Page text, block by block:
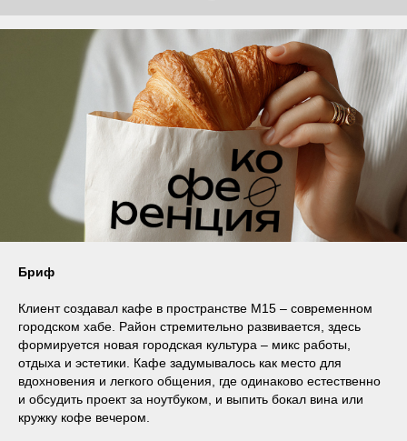
Бриф
Клиент создавал кафе в пространстве М15 – современном
городском хабе. Район стремительно развивается, здесь
формируется новая городская культура – микс работы,
отдыха и эстетики. Кафе задумывалось как место для
вдохновения и легкого общения, где одинаково естественно
и обсудить проект за ноутбуком, и выпить бокал вина или
кружку кофе вечером.